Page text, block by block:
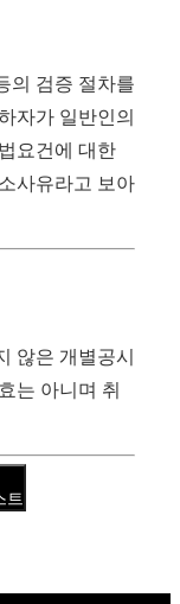
의 검증 절차를
자가 일반인의
요건에 대한
사유라고 보아
않은 개별공시
는 아니며 취
트